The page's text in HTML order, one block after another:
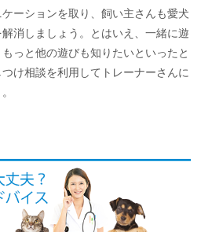
ーションを取り、飼い主さんも愛犬
消しましょう。とはいえ、一緒に遊
っと他の遊びも知りたいといったと
け相談を利用してトレーナーさんに